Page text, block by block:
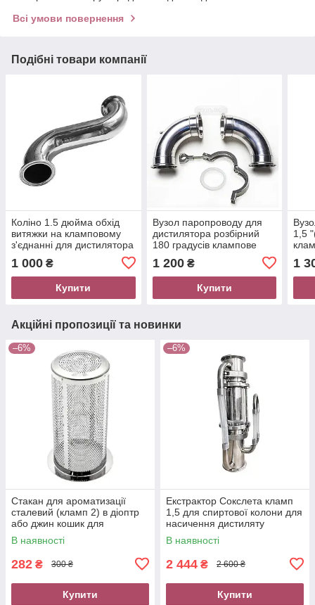
Всі умови повернення
Подібні товари компанії
Коліно 1.5 дюйма обхід
витяжки на кламповому
з'єднанні для дистилятора
1 000 ₴
Купити
Вузол паропроводу для
дистилятора розбірний
180 градусів клампове
Samogray нержавійка
1 200₴
Купити
1,5
1
Акційні пропозиції та новинки
–6%
Стакан для ароматизації
сталевий (кламп 2) в діоптр
або джин кошик для
спиртової колони
В наявності
282 ₴ 300 ₴
Купити
–6%
Екстрактор Сокслета кламп
1,5 для спиртової колони для
насичення дистиляту
ароматом
В наявності
2 444 ₴ 2 600 ₴
Купити